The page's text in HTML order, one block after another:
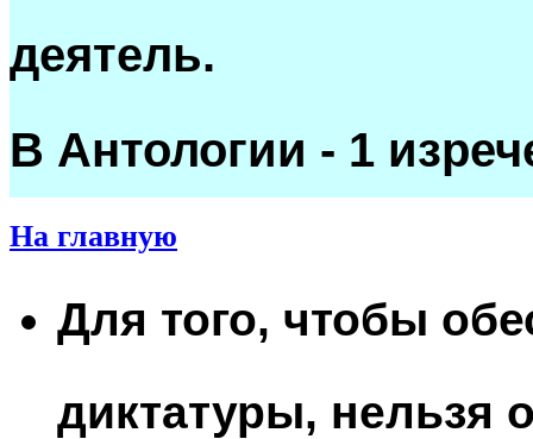
деятель.
В Антологии - 1
На главную
Для того, чтобы
диктатуры, нельзя